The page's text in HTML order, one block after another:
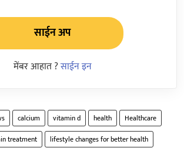
साईन अप
मेंबर आहात ?साईन इन
calcium vitamin d health
Healthcare
treatment lifestyle changes for better health